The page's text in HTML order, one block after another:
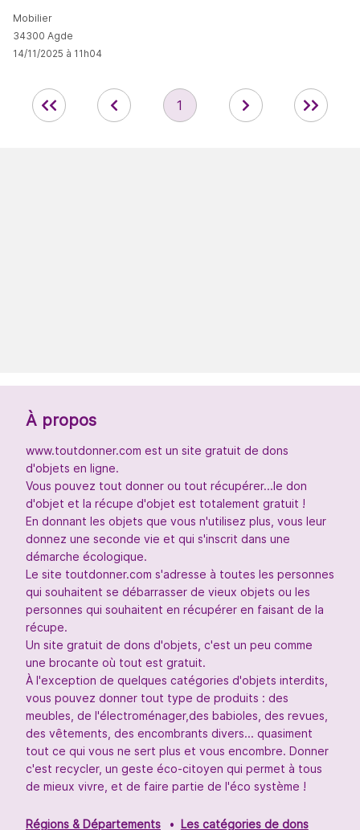
Mobilier
34300 Agde
14/11/2025 à 11h04
1
À propos
www.toutdonner.com est un site gratuit de dons
d'objets en ligne.
Vous pouvez tout donner ou tout récupérer...le don
d'objet et la récupe d'objet est totalement gratuit !
En donnant les objets que vous n'utilisez plus, vous leur
donnez une seconde vie et qui s'inscrit dans une
démarche écologique.
Le site toutdonner.com s'adresse à toutes les personnes
qui souhaitent se débarrasser de vieux objets ou les
personnes qui souhaitent en récupérer en faisant de la
récupe.
Un site gratuit de dons d'objets, c'est un peu comme
une brocante où tout est gratuit.
À l'exception de quelques catégories d'objets interdits,
vous pouvez donner tout type de produits : des
meubles, de l'électroménager,des babioles, des revues,
des vêtements, des encombrants divers... quasiment
tout ce qui vous ne sert plus et vous encombre. Donner
c'est recycler, un geste éco-citoyen qui permet à tous
de mieux vivre, et de faire partie de l'éco système !
Régions & Départements Les catégories de dons